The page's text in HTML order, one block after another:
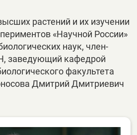
растений и их изучении
«Научной России»
наук, член-
заведующий кафедрой
факультета
Дмитрий Дмитриевич